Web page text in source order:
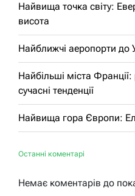
Найвища точка світу:
висота
Найближчі аеропорти до
Найбільші міста
сучасні тенденції
Найвища гора Європи:
Останні коментарі
Немає коментарів до